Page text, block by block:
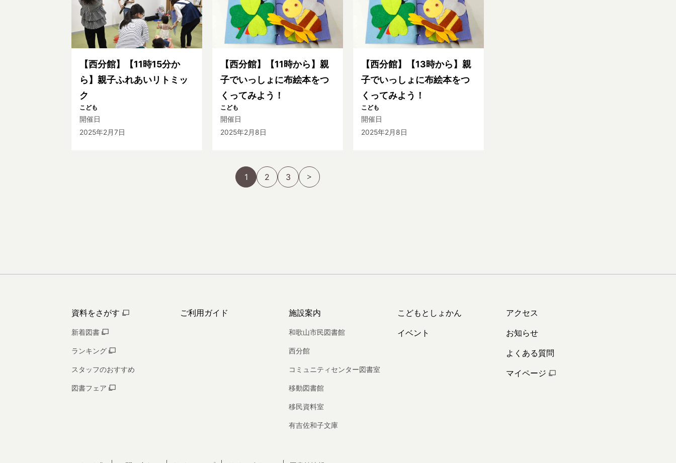
【西分館】【11時15分か
ら】親子ふれあいリトミッ
ク
こども
開催日
2025年2月7日
【西分館】【11時から】親
子でいっしょに布絵本をつ
くってみよう！
こども
開催日
2025年2月8日
【西分館】【13時から】親
子でいっしょに布絵本をつ
くってみよう！
こども
開催日
2025年2月8日
1 2 3
資料をさがす
新着図書
ランキング
スタッフのおすすめ
図書フェア
ご利用ガイド 施設案内
和歌山市民図書館
西分館
コミュニティセンター図書室
移動図書館
移民資料室
有吉佐和子文庫
こどもとしょかん
イベント
アクセス
お知らせ
よくある質問
マイページ